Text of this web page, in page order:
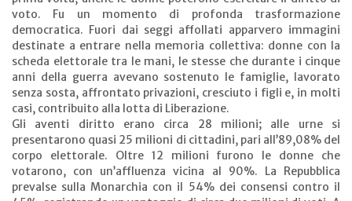
voto. Fu un momento di profonda trasformazione
democratica. Fuori dai seggi affollati apparvero immagini
destinate a entrare nella memoria collettiva: donne con la
scheda elettorale tra le mani, le stesse che durante i cinque
anni della guerra avevano sostenuto le famiglie, lavorato
senza sosta, affrontato privazioni, cresciuto i figli e, in molti
casi, contribuito alla lotta di Liberazione.
Gli aventi diritto erano circa 28 milioni; alle urne si
presentarono quasi 25 milioni di cittadini, pari all’89,08% del
corpo elettorale. Oltre 12 milioni furono le donne che
votarono, con un’affluenza vicina al 90%. La Repubblica
prevalse sulla Monarchia con il 54% dei consensi contro il